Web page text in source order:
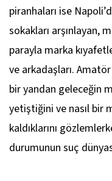
piranhaları ise
sokakları arşınlayan,
parayla marka
ve arkadaşları.
bir yandan geleceğin
yetiştiğini ve nasıl bir
kaldıklarını
durumunun suç